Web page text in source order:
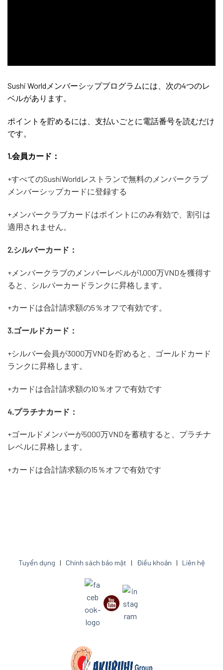
Sushi Worldメンバーシッププログラムには、次の4つのレ
ベルがあります。
ポイントを貯めるには、支払いごとに電話番号を読むだけ
です。
1.会員カード：
+すべてのSushiWorldレストランで無料のメンバークラブ
メンバーシップカードに登録する
+メンバークラブカードはポイントにのみ有効で、割引は
適用されません。
2.シルバーカード：
+メンバークラブのメンバーレベルが1,000万VNDを獲得す
ると、シルバーカードランクに昇格します。
+カードは合計請求額の5％オフで有効です。
3.ゴールドカード：
+シルバー会員が3000万VNDを貯めると、ゴールドカード
ランクに昇格します。
+カードは合計請求額の10％オフで有効です
4.プラチナカード：
+ゴールドメンバーが5000万VNDを蓄積すると、プラチナ
レベルに昇格します。
+カードは合計請求額の15％オフで有効です
Tuyển dụng | Chính sách bảo mật | Điều khoản | Liên hệ